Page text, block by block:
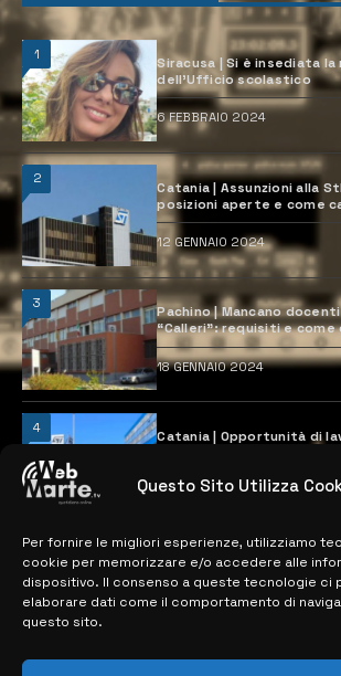
Questo Sito Utilizza
Per fornire le migliori esperienze, utilizziamo
cookie per memorizzare e/o accedere alle
dispositivo. Il consenso a queste tecnologie ci
elaborare dati come il comportamento di
questo sito.
1
Siracusa | Si è insediata
dell’Ufficio scolastico
6 FEBBRAIO 2024
2
Catania | Assunzioni alla
posizioni aperte e come
12 GENNAIO 2024
3
Pachino | Mancano
“Calleri”: requisiti e come
18 GENNAIO 2024
4
Catania | Opportunità di
28 MARZO 2024
MAPPA DEL SITO
> NOTIZIE